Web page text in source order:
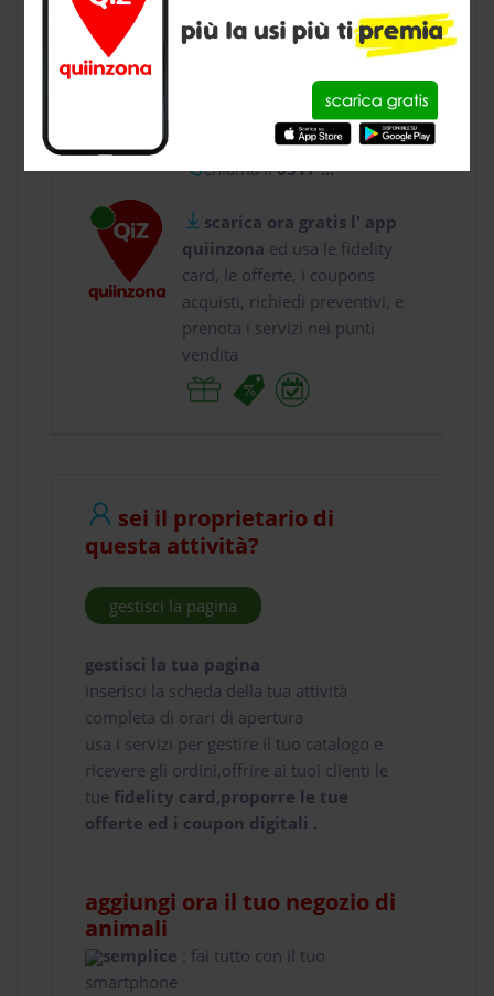
CONTATTI
usa gratis quiinzona e :
Viale Madonna 1...
chiama il0317 ...
scarica ora gratis l' app
quiinzona ed usa le fidelity
card, le offerte, i coupons
acquisti, richiedi preventivi, e
prenota i servizi nei punti
vendita
sei il proprietario di
questa attività?
gestisci la pagina
gestisci la tua pagina
inserisci la scheda della tua attività
completa di orari di apertura
usa i servizi per gestire il tuo catalogo e
ricevere gli ordini,offrire ai tuoi clienti le
tue fidelity card,proporre le tue
offerte ed i coupon digitali .
aggiungi ora il tuo negozio di
animali
semplice : fai tutto con il tuo
smartphone